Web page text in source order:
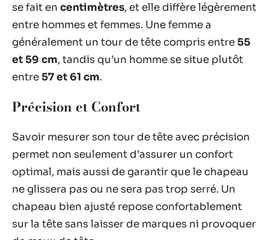
se fait en centimètres, et elle diffère légèrement
entre hommes et femmes. Une femme a
généralement un tour de tête compris entre55
et 59 cm, tandis qu’un homme se situe plutôt
entre57 et 61 cm.
Précision et Confort
Savoir mesurer son tour de tête avec précision
permet non seulement d’assurer un confort
optimal, mais aussi de garantir que le chapeau
ne glissera pas ou ne sera pas trop serré. Un
chapeau bien ajusté repose confortablement
sur la tête sans laisser de marques ni provoquer